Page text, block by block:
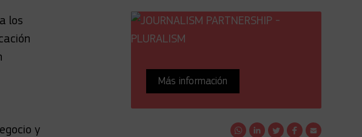
Más información
los
y